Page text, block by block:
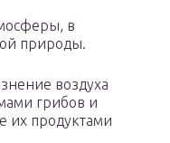
в
природы.
воздуха
грибов и
их продуктами